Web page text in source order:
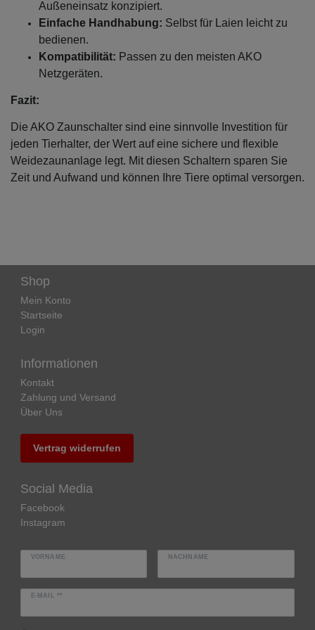
Außeneinsatz konzipiert.
Einfache Handhabung: Selbst für Laien leicht zu
bedienen.
Kompatibilität: Passen zu den meisten AKO
Netzgeräten.
Fazit:
Die AKO Zaunschalter sind eine sinnvolle Investition für
jeden Tierhalter, der Wert auf eine sichere und flexible
Weidezaunanlage legt. Mit diesen Schaltern sparen Sie
Zeit und Aufwand und können Ihre Tiere optimal versorgen.
Shop
Mein Konto
Startseite
Login
Informationen
Kontakt
Zahlung und Versand
Über Uns
Vertrag widerrufen
Social Media
Facebook
Instagram
VORNAME NACHNAME
E-MAIL **